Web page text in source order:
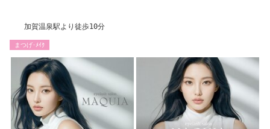
加賀温泉駅より徒歩10分
まつげ･ﾒｲｸ